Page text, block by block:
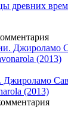
древних
Джироламо
(2013)